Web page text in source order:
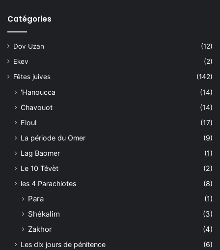
Catégories
Dov Uzan
(12)
Ekev
(2)
Fêtes juives
(142)
'Hanoucca
(14)
Chavouot
(14)
Eloul
(17)
La période du Omer
(9)
Lag Baomer
(1)
Le 10 Tévèt
(2)
les 4 Parachiotes
(8)
Para
(1)
Shékalim
(3)
Zakhor
(4)
Les dix jours de pénitence (6)